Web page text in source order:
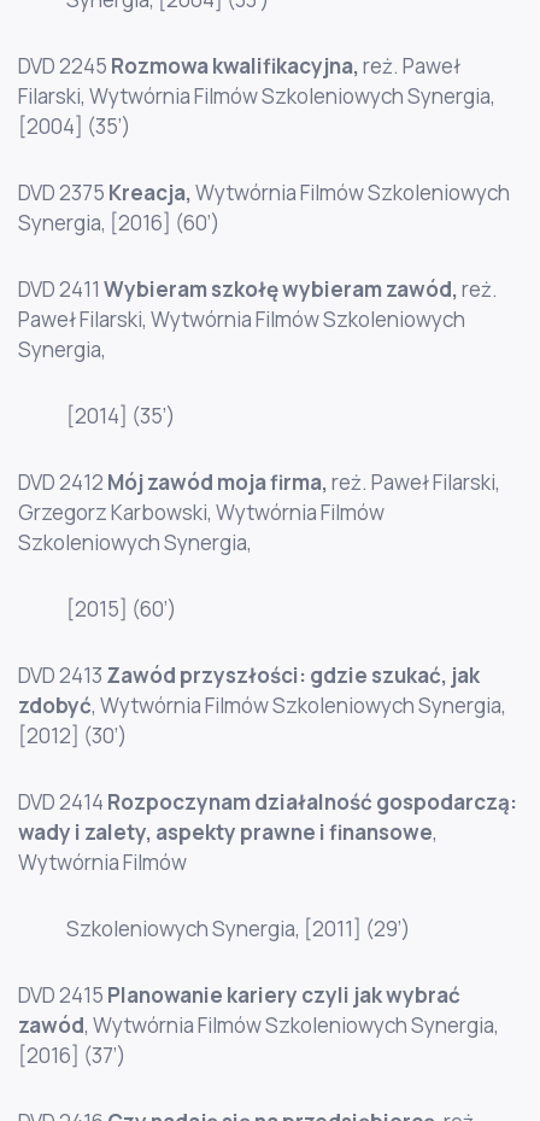
DVD 2245 Rozmowa kwalifikacyjna,reż. Paweł
Filarski, Wytwórnia Filmów Szkoleniowych Synergia,
[2004] (35’)
DVD 2375 Kreacja,Wytwórnia Filmów Szkoleniowych
Synergia, [2016] (60’)
DVD 2411 Wybieram szkołę wybieram zawód,reż.
Paweł Filarski, Wytwórnia Filmów Szkoleniowych
Synergia,
[2014] (35’)
DVD 2412 Mój zawód moja firma,reż. Paweł Filarski,
Grzegorz Karbowski, Wytwórnia Filmów
Szkoleniowych Synergia,
[2015] (60’)
DVD 2413 Zawód przyszłości: gdzie szukać, jak
zdobyć, Wytwórnia Filmów Szkoleniowych Synergia,
[2012] (30’)
DVD 2414 Rozpoczynam działalność gospodarczą:
wady i zalety, aspekty prawne i finansowe,
Wytwórnia Filmów
Szkoleniowych Synergia, [2011] (29’)
DVD 2415 Planowanie kariery czyli jak wybrać
zawód, Wytwórnia Filmów Szkoleniowych Synergia,
[2016] (37’)